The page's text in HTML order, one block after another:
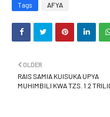
Tags AFYA
OLDER
RAIS SAMIA KUISUKA UPYA
MUHIMBILI KWA TZS. 1.2